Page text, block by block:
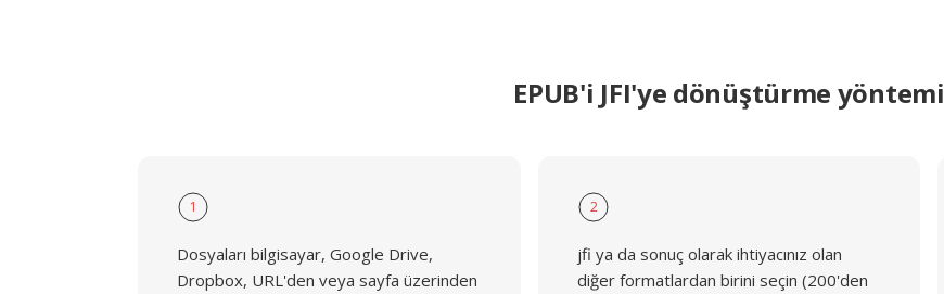
EPUB'i JFI'ye dönüştürme yöntemi
1
Dosyaları bilgisayar, Google Drive,
Dropbox, URL'den veya sayfa üzerinden
2
jfi ya da sonuç olarak ihtiyacınız olan
diğer formatlardan birini seçin (200'den